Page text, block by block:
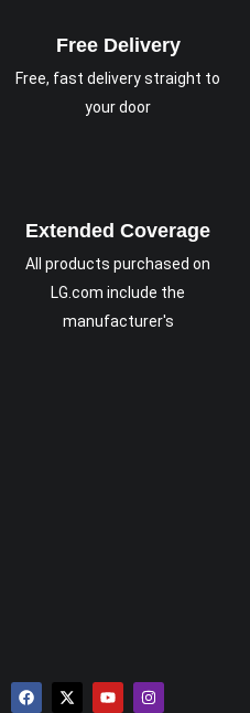
Free Delivery
Free, fast delivery straight to
your door
Extended Coverage
All products purchased on
LG.com include the
manufacturer's